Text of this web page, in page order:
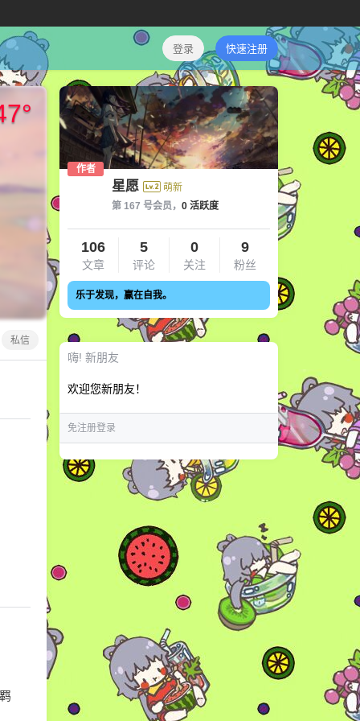
登录 快速注册
°
私信
作者
星愿
萌新
第 167 号会员，0 活跃度
106
文章
5
评论
0
关注
9
粉丝
乐于发现，赢在自我。
嗨! 新朋友
欢迎您新朋友！
免注册登录